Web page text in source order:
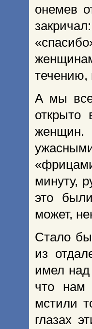
онемев
течению,
А мы все
откры­то
женщин.
минуту,
это
может,
Стало
из
имел
что нам
мстили
глазах